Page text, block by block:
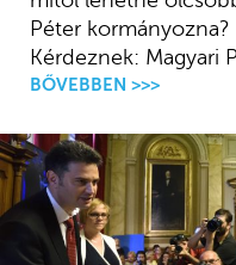
Péter kormányozna?
Kérdeznek: Magyari
BŐVEBBEN >>>